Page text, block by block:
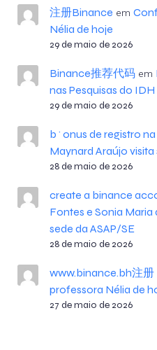
注册Binance em
Nélia de hoje
29 de maio de 2026
Binance推荐代码em
nas Pesquisas do
29 de maio de 2026
b^onus de registro
Maynard Araújo visita
28 de maio de 2026
create a binance
Fontes e Sonia Maria
sede da ASAP/SE
28 de maio de 2026
www.binance.bh注册
professora Nélia de
27 de maio de 2026